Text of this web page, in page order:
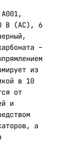
В (AC), 6
–
из
в 10
от
и
а